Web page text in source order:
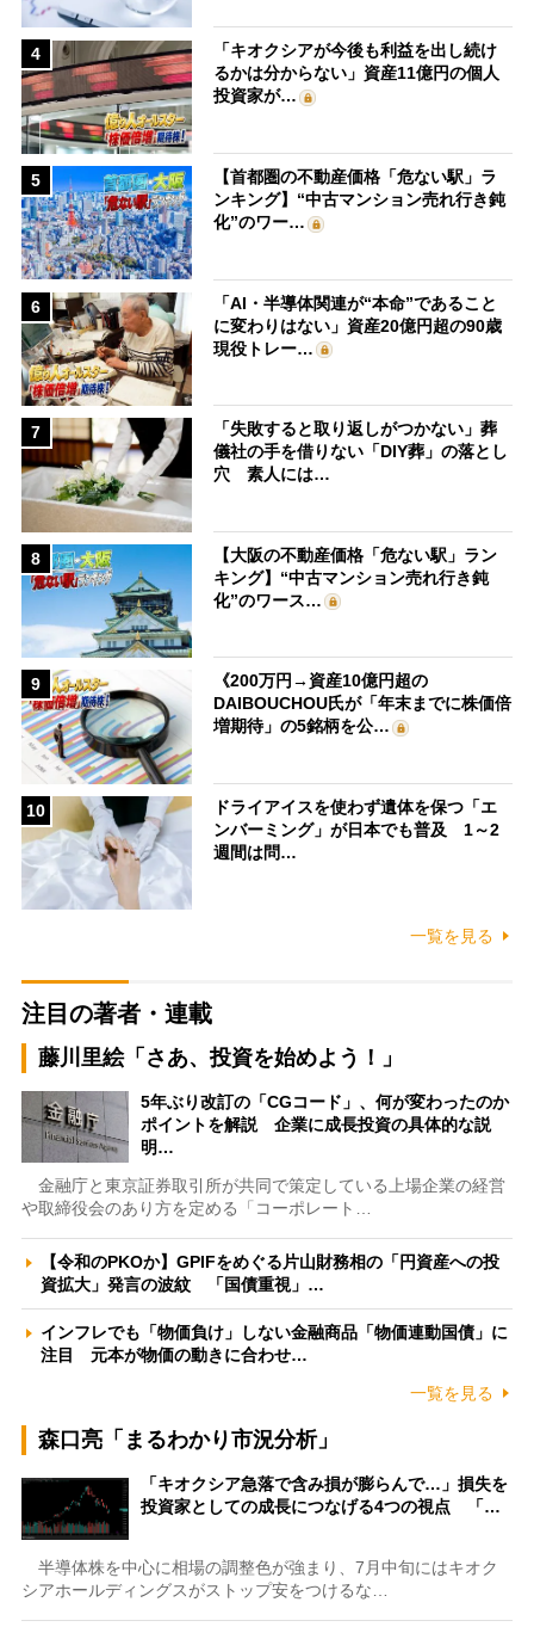
4
「キオクシアが今後も利益を出し続け
るかは分からない」資産11億円の個人
投資家が…
5
【首都圏の不動産価格「危ない駅」ラ
ンキング】“中古マンション売れ行き鈍
化”のワー…
6
「AI・半導体関連が“本命”であること
に変わりはない」資産20億円超の90歳
現役トレー…
7
「失敗すると取り返しがつかない」葬
儀社の手を借りない「DIY葬」の落とし
穴 素人には…
8
【大阪の不動産価格「危ない駅」ラン
キング】“中古マンション売れ行き鈍
化”のワース…
9
《200万円→資産10億円超の
DAIBOUCHOU氏が「年末までに株価倍
増期待」の5銘柄を公…
10
ドライアイスを使わず遺体を保つ「エ
ンバーミング」が日本でも普及 1～2
週間は問…
一覧を見る
注目の著者・連載
藤川里絵「さあ、投資を始めよう！」
5年ぶり改訂の「CGコード」、何が変わったのか
ポイントを解説 企業に成長投資の具体的な説
明…
金融庁と東京証券取引所が共同で策定している上場企業の経営
や取締役会のあり方を定める「コーポレート…
【令和のPKOか】GPIFをめぐる片山財務相の「円資産への投
資拡大」発言の波紋 「国債重視」…
インフレでも「物価負け」しない金融商品「物価連動国債」に
注目 元本が物価の動きに合わせ…
一覧を見る
森口亮「まるわかり市況分析」
「キオクシア急落で含み損が膨らんで…」損失を
投資家としての成長につなげる4つの視点 「…
半導体株を中心に相場の調整色が強まり、7月中旬にはキオク
シアホールディングスがストップ安をつけるな…